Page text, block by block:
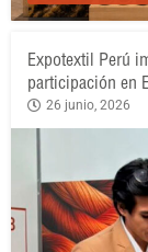
Expotextil Perú
participación en
26 junio, 2026